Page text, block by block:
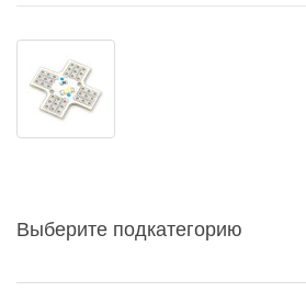
Выберите подкатегорию